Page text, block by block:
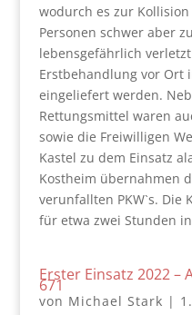
wodurch es zur
Personen schwer aber
lebensgefährlich
Erstbehandlung vor Ort
eingeliefert werden.
Rettungsmittel waren
sowie die Freiwilligen
Kastel zu dem Einsatz
Kostheim übernahmen
verunfallten PKW`s. Die
für etwa zwei Stunden
Erster Einsatz 2022 –
671
von Michael Stark |